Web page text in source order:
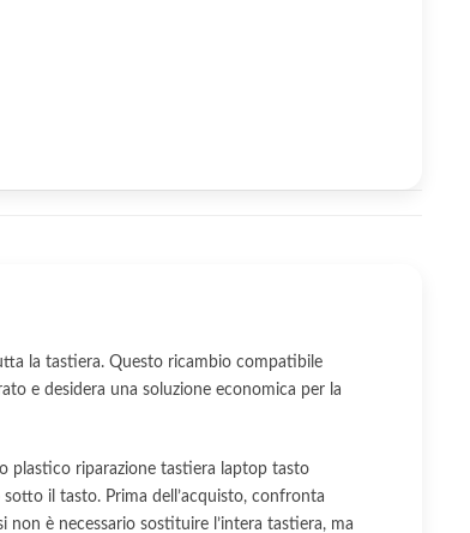
la tastiera. Questo ricambio compatibile
e desidera una soluzione economica per la
plastico riparazione tastiera laptop tasto
il tasto. Prima dell’acquisto, confronta
è necessario sostituire l’intera tastiera, ma